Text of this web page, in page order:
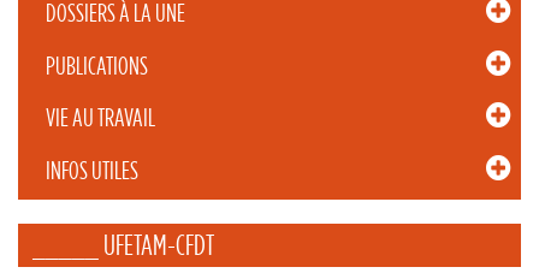
DOSSIERS À LA UNE
PUBLICATIONS
VIE AU TRAVAIL
INFOS UTILES
_____ UFETAM-CFDT